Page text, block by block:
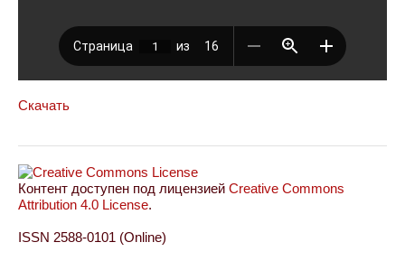
Скачать
Контент доступен под лицензией Creative Commons
Attribution 4.0 License.
ISSN 2588-0101 (Online)